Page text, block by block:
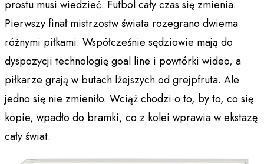
prostu musi wiedzieć. Futbol cały czas się zmienia.
Pierwszy finał mistrzostw świata rozegrano dwiema
różnymi piłkami. Współcześnie sędziowie mają do
dyspozycji technologię goal line i powtórki wideo, a
piłkarze grają w butach lżejszych od grejpfruta. Ale
jedno się nie zmieniło. Wciąż chodzi o to, by to, co się
kopie, wpadło do bramki, co z kolei wprawia w ekstazę
cały świat.